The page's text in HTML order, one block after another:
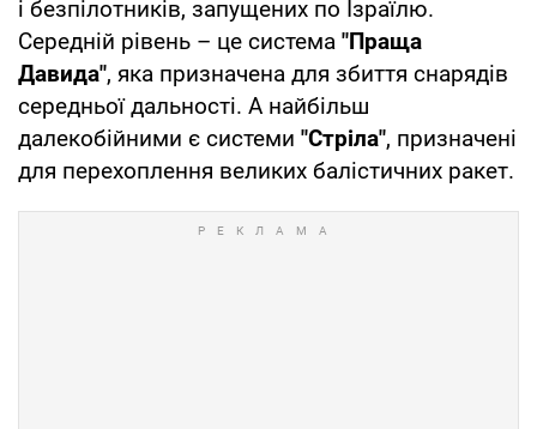
і безпілотників, запущених по Ізраїлю.
Середній рівень – це система "Праща
Давида", яка призначена для збиття снарядів
середньої дальності. А найбільш
далекобійними є системи "Стріла", призначені
для перехоплення великих балістичних ракет.